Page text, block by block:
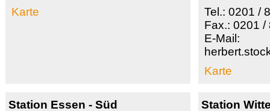
Karte
Tel.: 0201 /
Fax.: 0201 /
E-Mail:
Karte
Station Essen - Süd
Station